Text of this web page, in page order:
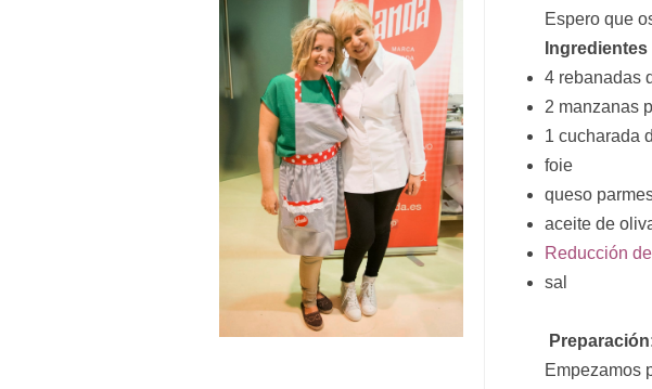
Espero que
4 rebanadas
2 manzanas
1 cucharada
foie
queso
aceite de
Reducción
sal
Empezamos